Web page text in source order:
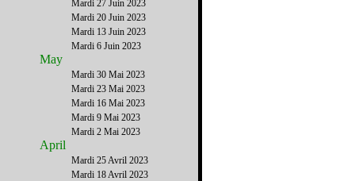
Mardi 27 Juin 2023
Mardi 20 Juin 2023
Mardi 13 Juin 2023
Mardi 6 Juin 2023
May
Mardi 30 Mai 2023
Mardi 23 Mai 2023
Mardi 16 Mai 2023
Mardi 9 Mai 2023
Mardi 2 Mai 2023
April
Mardi 25 Avril 2023
Mardi 18 Avril 2023